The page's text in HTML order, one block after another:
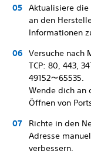
Aktualisiere die
an den
Informationen
Versuche nach
TCP: 80, 443,
49152～65535.
Wende dich an
Öffnen von
Richte in den
Adresse
verbessern.